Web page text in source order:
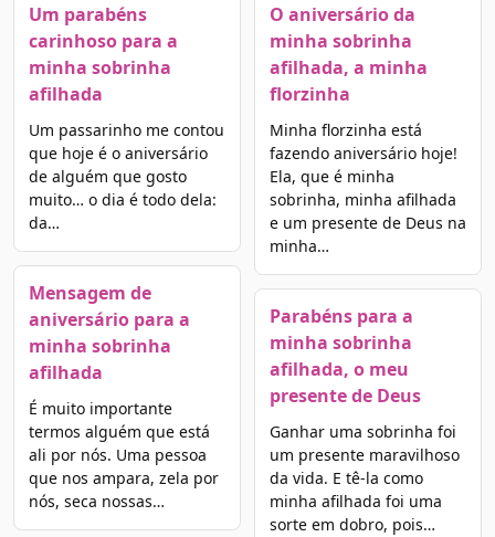
Um parabéns
carinhoso para a
minha sobrinha
afilhada
Um passarinho me contou
que hoje é o aniversário
de alguém que gosto
muito… o dia é todo dela:
da…
Mensagem de
aniversário para a
minha sobrinha
afilhada
É muito importante
termos alguém que está
ali por nós. Uma pessoa
que nos ampara, zela por
nós, seca nossas…
O aniversário da
minha sobrinha
afilhada, a minha
florzinha
Minha florzinha está
fazendo aniversário hoje!
Ela, que é minha
sobrinha, minha afilhada
e um presente de Deus na
minha…
Parabéns para a
minha sobrinha
afilhada, o meu
presente de Deus
Ganhar uma sobrinha foi
um presente maravilhoso
da vida. E tê-la como
minha afilhada foi uma
sorte em dobro, pois…